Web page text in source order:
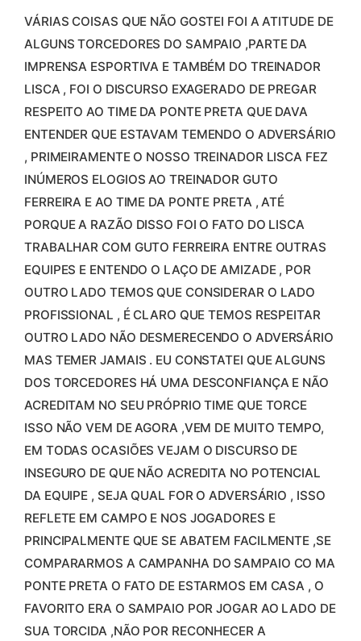
VÁRIAS COISAS QUE NÃO GOSTEI FOI A ATITUDE DE
ALGUNS TORCEDORES DO SAMPAIO ,PARTE DA
IMPRENSA ESPORTIVA E TAMBÉM DO TREINADOR
LISCA , FOI O DISCURSO EXAGERADO DE PREGAR
RESPEITO AO TIME DA PONTE PRETA QUE DAVA
ENTENDER QUE ESTAVAM TEMENDO O ADVERSÁRIO
, PRIMEIRAMENTE O NOSSO TREINADOR LISCA FEZ
INÚMEROS ELOGIOS AO TREINADOR GUTO
FERREIRA E AO TIME DA PONTE PRETA , ATÉ
PORQUE A RAZÃO DISSO FOI O FATO DO LISCA
TRABALHAR COM GUTO FERREIRA ENTRE OUTRAS
EQUIPES E ENTENDO O LAÇO DE AMIZADE , POR
OUTRO LADO TEMOS QUE CONSIDERAR O LADO
PROFISSIONAL , É CLARO QUE TEMOS RESPEITAR
OUTRO LADO NÃO DESMERECENDO O ADVERSÁRIO
MAS TEMER JAMAIS . EU CONSTATEI QUE ALGUNS
DOS TORCEDORES HÁ UMA DESCONFIANÇA E NÃO
ACREDITAM NO SEU PRÓPRIO TIME QUE TORCE
ISSO NÃO VEM DE AGORA ,VEM DE MUITO TEMPO,
EM TODAS OCASIÕES VEJAM O DISCURSO DE
INSEGURO DE QUE NÃO ACREDITA NO POTENCIAL
DA EQUIPE , SEJA QUAL FOR O ADVERSÁRIO , ISSO
REFLETE EM CAMPO E NOS JOGADORES E
PRINCIPALMENTE QUE SE ABATEM FACILMENTE ,SE
COMPARARMOS A CAMPANHA DO SAMPAIO CO MA
PONTE PRETA O FATO DE ESTARMOS EM CASA , O
FAVORITO ERA O SAMPAIO POR JOGAR AO LADO DE
SUA TORCIDA ,NÃO POR RECONHECER A